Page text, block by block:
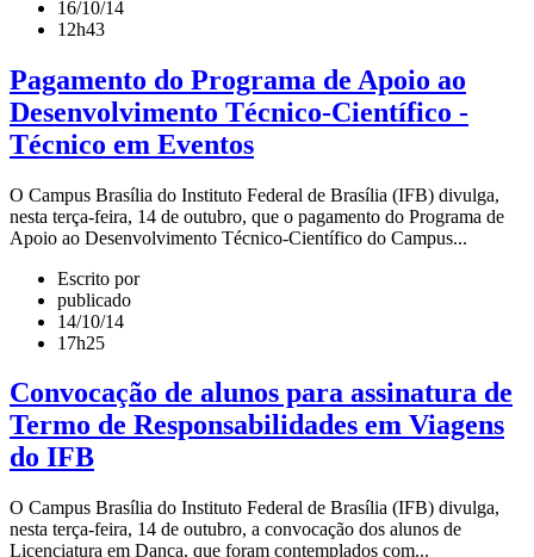
16/10/14
12h43
Pagamento do Programa de Apoio ao
Desenvolvimento Técnico-Científico -
Técnico em Eventos
O Campus Brasília do Instituto Federal de Brasília (IFB) divulga,
nesta terça-feira, 14 de outubro, que o pagamento do Programa de
Apoio ao Desenvolvimento Técnico-Científico do Campus...
Escrito por
publicado
14/10/14
17h25
Convocação de alunos para assinatura de
Termo de Responsabilidades em Viagens
do IFB
O Campus Brasília do Instituto Federal de Brasília (IFB) divulga,
nesta terça-feira, 14 de outubro, a convocação dos alunos de
Licenciatura em Dança, que foram contemplados com...